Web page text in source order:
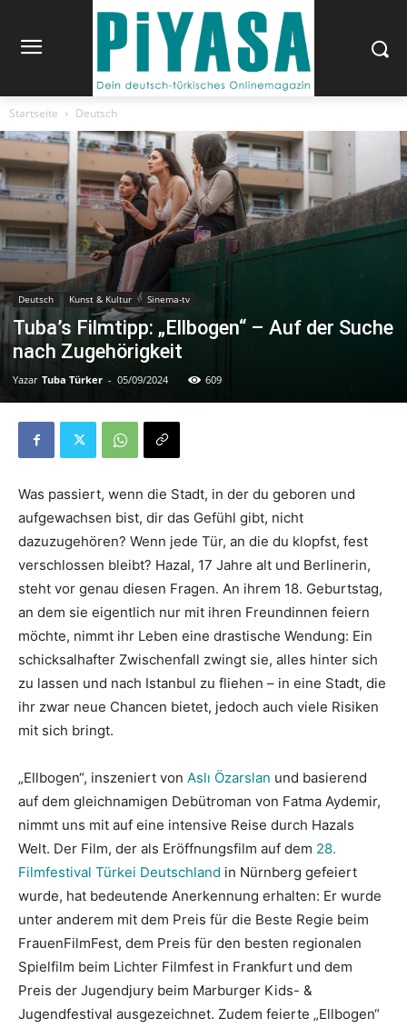
Startseite Deutsch
Deutsch Kunst & Kultur Sinema-tv
Tuba’s Filmtipp: „Ellbogen“ – Auf der Suche
nach Zugehörigkeit
Yazar Tuba Türker - 05/09/2024 609
Was passiert, wenn die Stadt, in der du geboren und
aufgewachsen bist, dir das Gefühl gibt, nicht
dazuzugehören? Wenn jede Tür, an die du klopfst, fest
verschlossen bleibt? Hazal, 17 Jahre alt und Berlinerin,
steht vor genau diesen Fragen. An ihrem 18. Geburtstag,
an dem sie eigentlich nur mit ihren Freundinnen feiern
möchte, nimmt ihr Leben eine drastische Wendung: Ein
schicksalhafter Zwischenfall zwingt sie, alles hinter sich
zu lassen und nach Istanbul zu fliehen – in eine Stadt, die
ihr zwar neue Chancen bietet, jedoch auch viele Risiken
mit sich bringt.
„Ellbogen“, inszeniert von Aslı Özarslan und basierend
auf dem gleichnamigen Debütroman von Fatma Aydemir,
nimmt uns mit auf eine intensive Reise durch Hazals
Welt. Der Film, der als Eröffnungsfilm auf dem 28.
Filmfestival Türkei Deutschland in Nürnberg gefeiert
wurde, hat bedeutende Anerkennung erhalten: Er wurde
unter anderem mit dem Preis für die Beste Regie beim
FrauenFilmFest, dem Preis für den besten regionalen
Spielfilm beim Lichter Filmfest in Frankfurt und dem
Preis der Jugendjury beim Marburger Kids- &
Jugendfestival ausgezeichnet. Zudem feierte „Ellbogen“